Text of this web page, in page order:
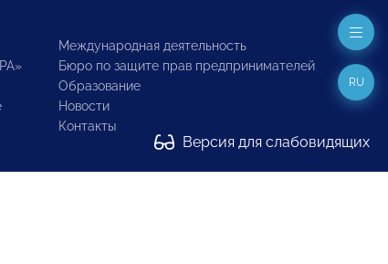
Международная деятельность
Бюро по защите прав предпринимателей
Образование
Новости
Контакты
Версия для слабовидящих
RU